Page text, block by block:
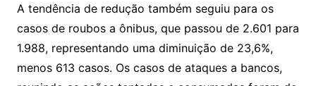
A tendência de redução também seguiu para os
casos de roubos a ônibus, que passou de 2.601 para
1.988, representando uma diminuição de 23,6%,
menos 613 casos. Os casos de ataques a bancos,